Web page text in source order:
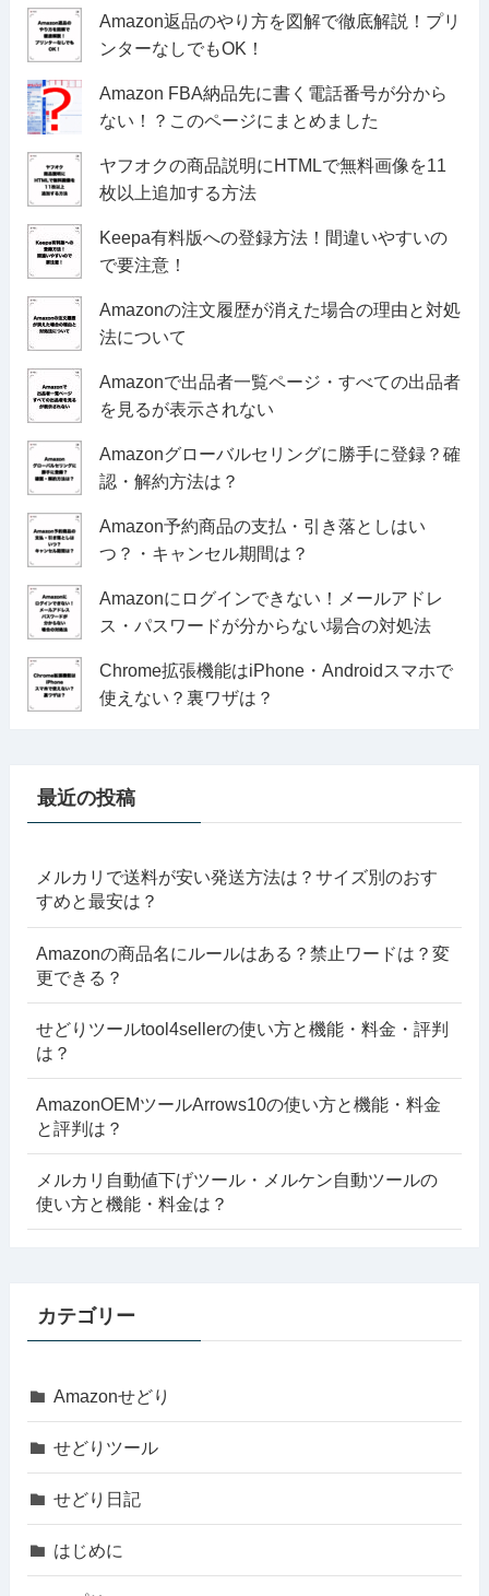
Amazon返品のやり方を図解で徹底解説！プリ
ンターなしでもOK！
Amazon FBA納品先に書く電話番号が分から
ない！？このページにまとめました
ヤフオクの商品説明にHTMLで無料画像を11
枚以上追加する方法
Keepa有料版への登録方法！間違いやすいの
で要注意！
Amazonの注文履歴が消えた場合の理由と対処
法について
Amazonで出品者一覧ページ・すべての出品者
を見るが表示されない
Amazonグローバルセリングに勝手に登録？確
認・解約方法は？
Amazon予約商品の支払・引き落としはい
つ？・キャンセル期間は？
Amazonにログインできない！メールアドレ
ス・パスワードが分からない場合の対処法
Chrome拡張機能はiPhone・Androidスマホで
使えない？裏ワザは？
最近の投稿
メルカリで送料が安い発送方法は？サイズ別のおす
すめと最安は？
Amazonの商品名にルールはある？禁止ワードは？変
更できる？
せどりツールtool4sellerの使い方と機能・料金・評判
は？
AmazonOEMツールArrows10の使い方と機能・料金
と評判は？
メルカリ自動値下げツール・メルケン自動ツールの
使い方と機能・料金は？
カテゴリー
Amazonせどり
せどりツール
せどり日記
はじめに